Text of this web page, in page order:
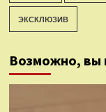
ЭКСКЛЮЗИВ
Возможно, вы